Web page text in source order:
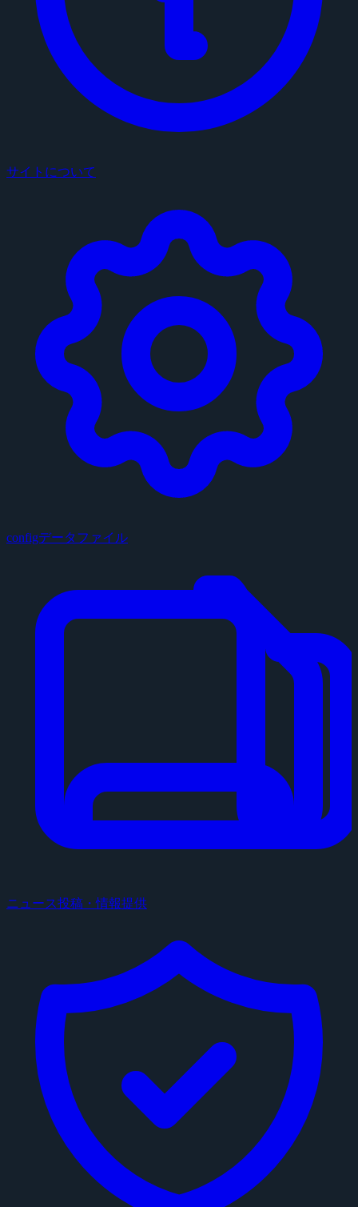
サイトについて
configデータファイル
ニュース投稿・情報提供